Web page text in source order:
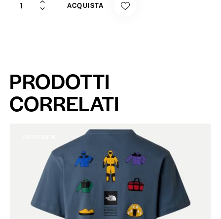
ACQUISTA
PRODOTTI
CORRELATI